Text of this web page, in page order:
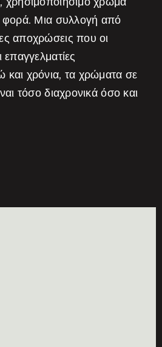
Μια συλλογή από
αποχρώσεις που οι
επαγγελματίες
χρόνια, τα χρώματα σε
τόσο διαχρονικά όσο και